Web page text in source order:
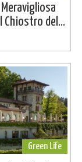
Chiostro del...
Green Life